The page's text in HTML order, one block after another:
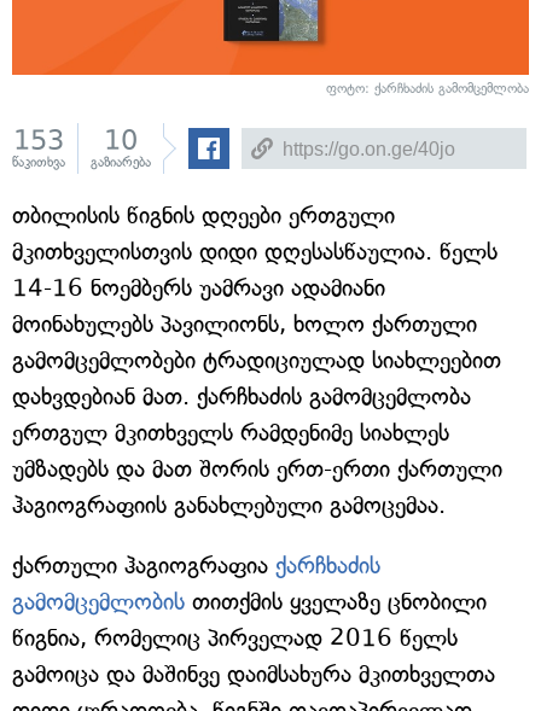
ფოტო: ქარჩხაძის გამომცემლობა
153
წაკითხვა
10
გაზიარება
თბილისის წიგნის დღეები ერთგული
მკითხველისთვის დიდი დღესასწაულია. წელს
14-16 ნოემბერს უამრავი ადამიანი
მოინახულებს პავილიონს, ხოლო ქართული
გამომცემლობები ტრადიციულად სიახლეებით
დახვდებიან მათ. ქარჩხაძის გამომცემლობა
ერთგულ მკითხველს რამდენიმე სიახლეს
უმზადებს და მათ შორის ერთ-ერთი ქართული
ჰაგიოგრაფიის განახლებული გამოცემაა.
ქართული ჰაგიოგრაფია ქარჩხაძის
გამომცემლობის თითქმის ყველაზე ცნობილი
წიგნია, რომელიც პირველად 2016 წელს
გამოიცა და მაშინვე დაიმსახურა მკითხველთა